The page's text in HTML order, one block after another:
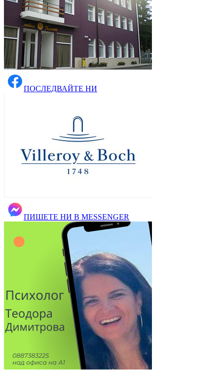
ПОСЛЕДВАЙТЕ НИ
ПИШЕТЕ НИ В MESSENGER